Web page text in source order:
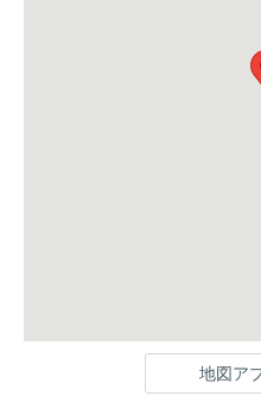
地図ア